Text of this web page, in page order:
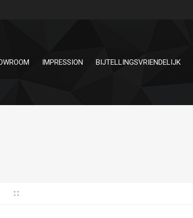
IMPRESSION BIJTELLINGSVRIENDELIJK